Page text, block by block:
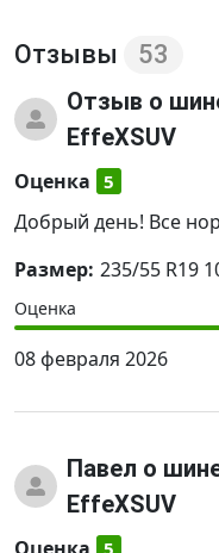
Отзывы 53
Отзыв о
EffeXSUV
Оценка 5
Добрый день! Все
Размер: 235/55 R19
Оценка
08 февраля 2026
Павел о
EffeXSUV
5